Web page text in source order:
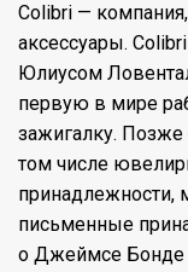
Colibri —
аксессуары.
Юлиусом
первую в мире
зажигалку.
том числе
принадлежности,
письменные
о Джеймсе Бонде